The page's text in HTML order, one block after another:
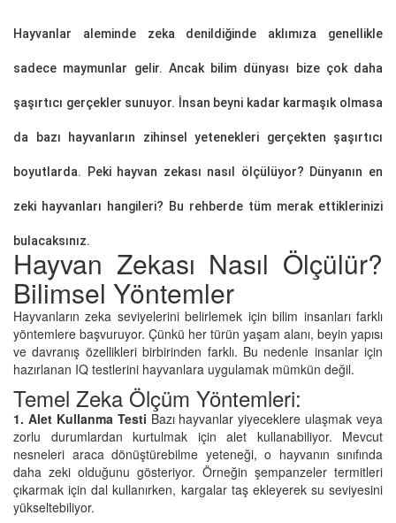
Hayvanlar aleminde zeka denildiğinde aklımıza genellikle
sadece maymunlar gelir. Ancak bilim dünyası bize çok daha
şaşırtıcı gerçekler sunuyor. İnsan beyni kadar karmaşık olmasa
da bazı hayvanların zihinsel yetenekleri gerçekten şaşırtıcı
boyutlarda. Peki hayvan zekası nasıl ölçülüyor? Dünyanın en
zeki hayvanları hangileri? Bu rehberde tüm merak ettiklerinizi
bulacaksınız.
Hayvan Zekası Nasıl Ölçülür?
Bilimsel Yöntemler
Hayvanların zeka seviyelerini belirlemek için bilim insanları farklı
yöntemlere başvuruyor. Çünkü her türün yaşam alanı, beyin yapısı
ve davranış özellikleri birbirinden farklı. Bu nedenle insanlar için
hazırlanan IQ testlerini hayvanlara uygulamak mümkün değil.
Temel Zeka Ölçüm Yöntemleri:
1. Alet Kullanma Testi Bazı hayvanlar yiyeceklere ulaşmak veya
zorlu durumlardan kurtulmak için alet kullanabiliyor. Mevcut
nesneleri araca dönüştürebilme yeteneği, o hayvanın sınıfında
daha zeki olduğunu gösteriyor. Örneğin şempanzeler termitleri
çıkarmak için dal kullanırken, kargalar taş ekleyerek su seviyesini
yükseltebiliyor.